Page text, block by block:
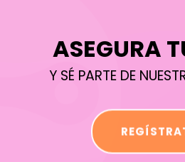
ASEGURA
Y SÉ PARTE DE